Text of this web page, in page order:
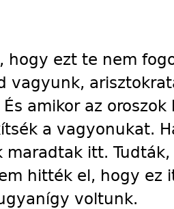
hogy ezt te nem
vagyunk,
amikor az
a vagyonukat.
itt.
hitték el, hogy ez
voltunk.